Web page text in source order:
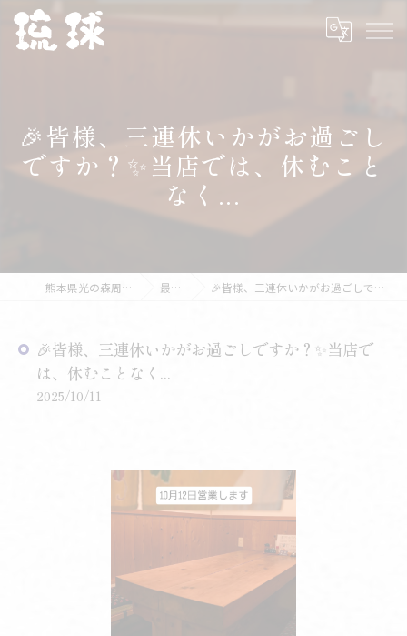
🎉皆様、三連休いかがお過ごし
ですか？✨当店では、休むこと
なく...
熊本県光の森周辺の海鮮なら琉球 最新情報 🎉皆様、三連休いかがお過ごしですか？✨当店では、休むことなく...
🎉皆様、三連休いかがお過ごしですか？✨当店で
は、休むことなく...
2025/10/11